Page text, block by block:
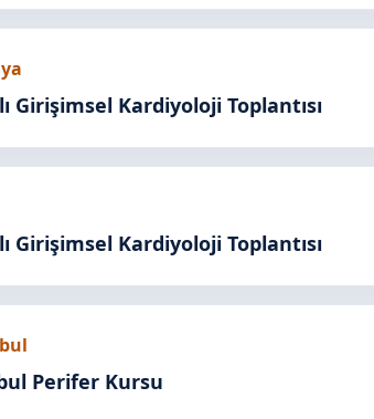
Girişimsel Kardiyoloji Toplantısı
Girişimsel Kardiyoloji Toplantısı
Perifer Kursu